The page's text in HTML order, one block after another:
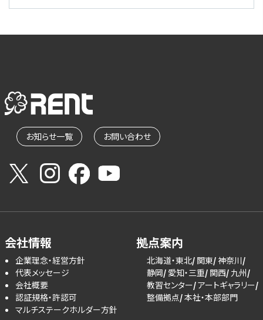
お知らせ一覧 お問い合わせ
会社情報
企業理念・経営方針
代表メッセージ
会社概要
認証規格・許認可
マルチステークホルダー方針
拠点案内
北海道・東北 関東 神奈川
静岡 愛知・三重 関西 九州
教習センター アートギャラリー
整備拠点 本社・本部部門